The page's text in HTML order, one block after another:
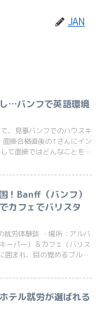
JAN
…バンフで英語環境
、見事バンフでのハウスキ
接合格直後のTさんにイン
て面接ではどんなことを聞
！Banff（バンフ）
カフェでバリスタ
場所：アルバ
ーパー）＆カフェ（バリス
テル就労が選ばれる